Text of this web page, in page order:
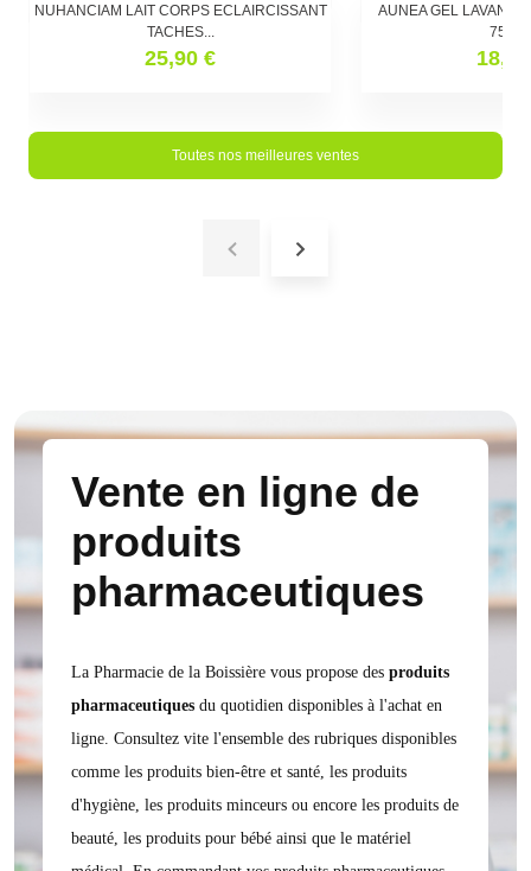
NUHANCIAM LAIT CORPS ECLAIRCISSANT
TACHES...
25,90 €
AUNEA GEL LAVANT
Toutes nos meilleures ventes
Vente en ligne de
produits
pharmaceutiques
La Pharmacie de la Boissière vous propose des produits
pharmaceutiques du quotidien disponibles à l'achat en
ligne. Consultez vite l'ensemble des rubriques disponibles
comme les produits bien-être et santé, les produits
d'hygiène, les produits minceurs ou encore les produits de
beauté, les produits pour bébé ainsi que le matériel